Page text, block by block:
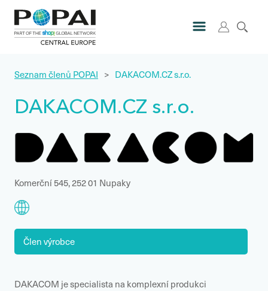
Seznam členů POPAI > DAKACOM.CZ s.r.o.
DAKACOM.CZ s.r.o.
Komerční 545, 252 01 Nupaky
Člen výrobce
DAKACOM je specialista na komplexní produkci